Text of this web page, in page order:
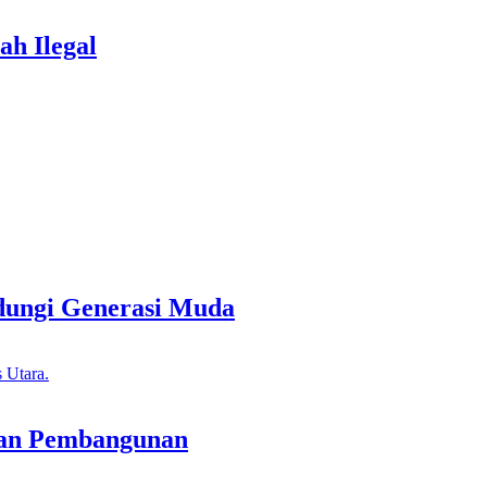
Ilegal
Generasi Muda
Pembangunan